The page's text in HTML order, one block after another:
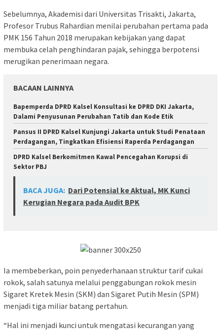
Sebelumnya, Akademisi dari Universitas Trisakti, Jakarta,
Profesor Trubus Rahardian menilai perubahan pertama pada
PMK 156 Tahun 2018 merupakan kebijakan yang dapat
membuka celah penghindaran pajak, sehingga berpotensi
merugikan penerimaan negara.
BACAAN LAINNYA
Bapemperda DPRD Kalsel Konsultasi ke DPRD DKI Jakarta,
Dalami Penyusunan Perubahan Tatib dan Kode Etik
Pansus II DPRD Kalsel Kunjungi Jakarta untuk Studi Penataan
Perdagangan, Tingkatkan Efisiensi Raperda Perdagangan
DPRD Kalsel Berkomitmen Kawal Pencegahan Korupsi di
Sektor PBJ
BACA JUGA: Dari Potensial ke Aktual, MK Kunci
Kerugian Negara pada Audit BPK
Ia membeberkan, poin penyederhanaan struktur tarif cukai
rokok, salah satunya melalui penggabungan rokok mesin
Sigaret Kretek Mesin (SKM) dan Sigaret Putih Mesin (SPM)
menjadi tiga miliar batang pertahun.
“Hal ini menjadi kunci untuk mengatasi kecurangan yang